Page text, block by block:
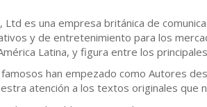
Ltd es una empresa británica de
y de entretenimiento para los
Latina, y figura entre los
han empezado como Autores
atención a los textos originales que